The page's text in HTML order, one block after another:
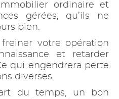
ordinaire et
gérées; qu’ils ne
bien.
votre opération
et retarder
qui engendrera perte
diverses.
du temps, un bon